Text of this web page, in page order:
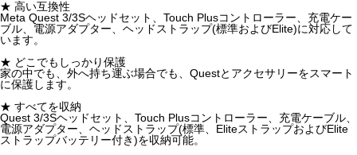
★ 高い互換性
Meta Quest 3/3Sヘッドセット、Touch Plusコントローラー、充電ケー
ブル、電源アダプター、ヘッドストラップ(標準およびElite)に対応して
います。
★ どこでもしっかり保護
家の中でも、外へ持ち運ぶ場合でも、Questとアクセサリーをスマート
に保護します。
★ すべてを収納
Quest 3/3Sヘッドセット、Touch Plusコントローラー、充電ケーブル、
電源アダプター、ヘッドストラップ(標準、EliteストラップおよびElite
ストラップバッテリー付き)を収納可能。